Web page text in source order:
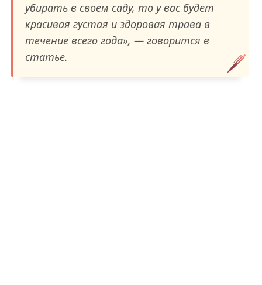
убирать в своем саду, то у вас будет
красивая густая и здоровая трава в
течение всего года», — говорится в
статье.